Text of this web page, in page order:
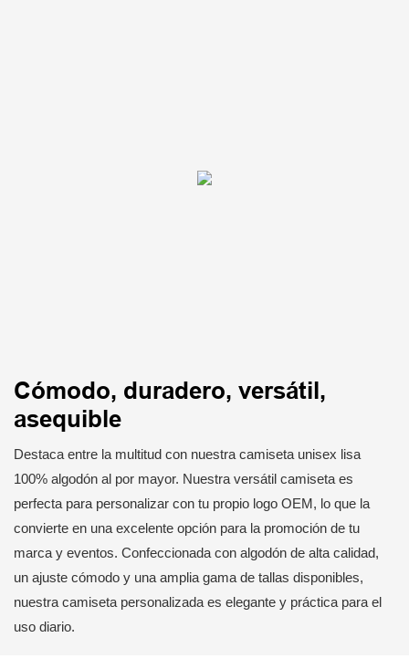
Cómodo, duradero, versátil,
asequible
Destaca entre la multitud con nuestra camiseta unisex lisa
100% algodón al por mayor. Nuestra versátil camiseta es
perfecta para personalizar con tu propio logo OEM, lo que la
convierte en una excelente opción para la promoción de tu
marca y eventos. Confeccionada con algodón de alta calidad,
un ajuste cómodo y una amplia gama de tallas disponibles,
nuestra camiseta personalizada es elegante y práctica para el
uso diario.